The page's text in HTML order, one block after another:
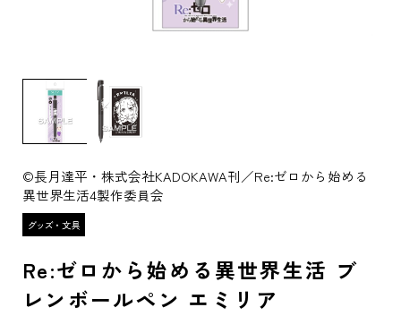
©長月達平・株式会社KADOKAWA刊／Re:ゼロから始める
異世界生活4製作委員会
Re:ゼロから始める異世界生活 ブ
レンボールペン エミリア